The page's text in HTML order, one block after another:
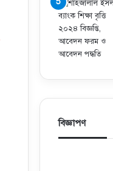
বিজ্ঞাপণ